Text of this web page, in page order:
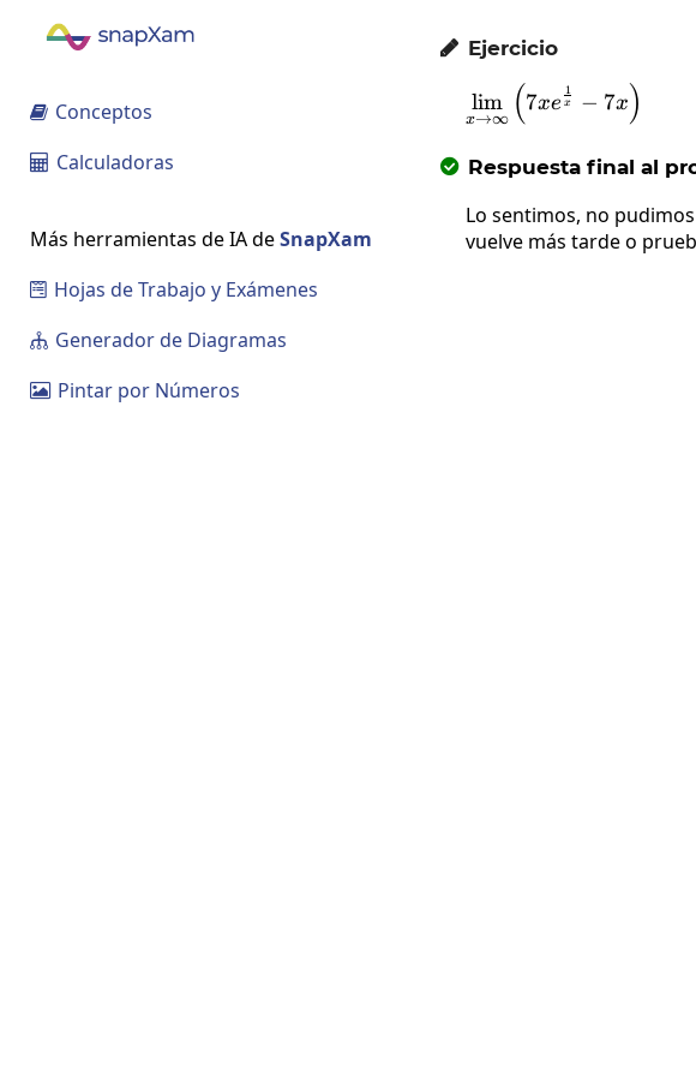
 Conceptos
 Calculadoras
Más herramientas de IA deSnapXam
 Hojas de Trabajo y Exámenes
 Generador de Diagramas
 Pintar por Números
 Ejercicio
x→∞
lim (7xe x
1 − 7x)
 Respuesta final al
Lo sentimos, no
vuelve más tarde o